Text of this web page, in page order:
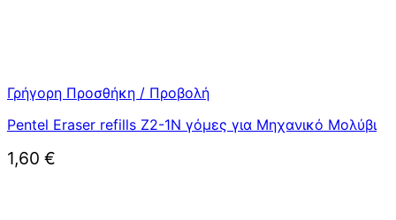
Γρήγορη Προσθήκη / Προβολή
Pentel Eraser refills Z2-1N γόμες για Μηχανικό Μολύβι
1,60 €